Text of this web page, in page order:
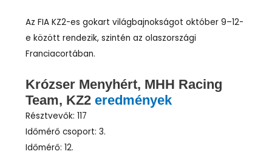
Az FIA KZ2-es gokart világbajnokságot október 9–12-
e között rendezik, szintén az olaszországi
Franciacortában.
Krózser Menyhért, MHH Racing
Team, KZ2eredmények
Résztvevők: 117
Időmérő csoport: 3.
Időmérő: 12.